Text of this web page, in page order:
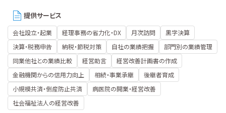
提供サービス
会社設立・起業 経理事務の省力化・DX 月次訪問
黒字決算
決算・税務申告
納税・節税対策 自社の業績把握
部門別の業績管理
同業他社との業績比較
経営助言
経営改善計画書の作成
金融機関からの信用力向上
相続・事業承継
後継者育成
小規模共済・倒産防止共済
病医院の開業・経営改善
社会福祉法人の経営改善